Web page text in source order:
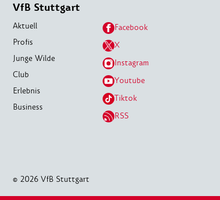
VfB Stuttgart
Aktuell
Profis
Junge Wilde
Club
Erlebnis
Business
Facebook
X
Instagram
Youtube
Tiktok
RSS
© 2026 VfB Stuttgart